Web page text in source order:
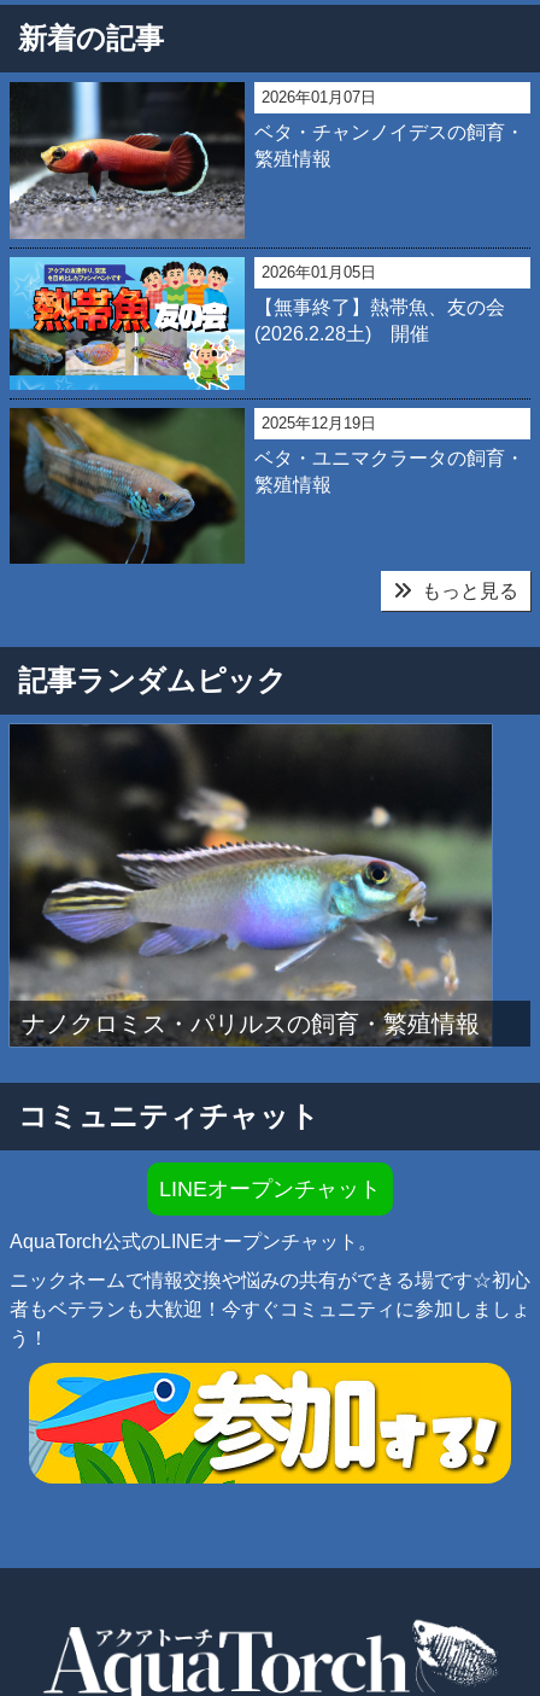
新着の記事
2026年01月07日
ベタ・チャンノイデスの飼育・
繁殖情報
2026年01月05日
【無事終了】熱帯魚、友の会
(2026.2.28土) 開催
2025年12月19日
ベタ・ユニマクラータの飼育・
繁殖情報
もっと見る
記事ランダムピック
ナノクロミス・パリルスの飼育・繁殖情報
コミュニティチャット
LINEオープンチャット
AquaTorch公式のLINEオープンチャット。
ニックネームで情報交換や悩みの共有ができる場です☆初心
者もベテランも大歓迎！今すぐコミュニティに参加しましょ
う！